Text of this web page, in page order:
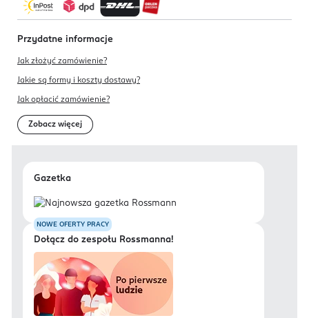
Przydatne informacje
Jak złożyć zamówienie?
Jakie są formy i koszty dostawy?
Jak opłacić zamówienie?
Zobacz więcej
Gazetka
NOWE OFERTY PRACY
Dołącz do zespołu Rossmanna!